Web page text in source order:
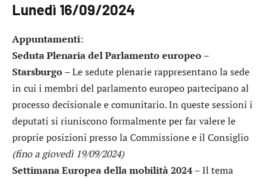
Lunedì 16/09/2024
Appuntamenti:
Seduta Plenaria del Parlamento europeo –
Starsburgo – Le sedute plenarie rappresentano la sede
in cui i membri del parlamento europeo partecipano al
processo decisionale e comunitario. In queste sessioni i
deputati si riuniscono formalmente per far valere le
proprie posizioni presso la Commissione e il Consiglio
(fino a giovedì 19/09/2024)
Settimana Europea della mobilità 2024– Il tema